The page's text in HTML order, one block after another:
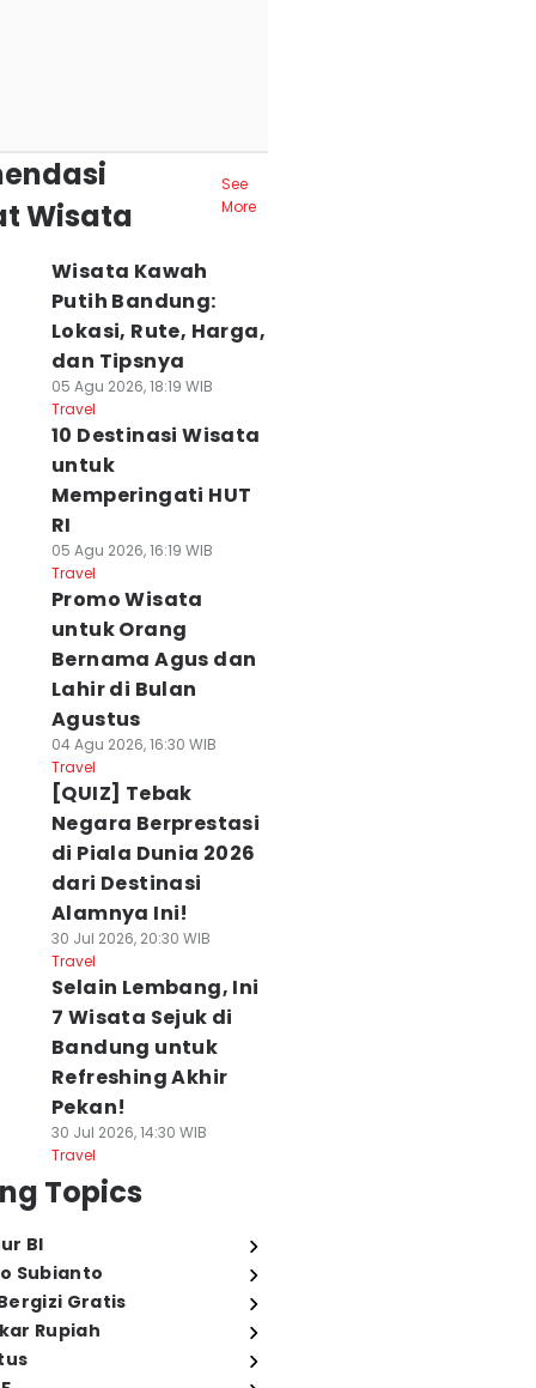
Wisata
See
More
Wisata Kawah
Putih Bandung:
Lokasi, Rute, Harga,
dan Tipsnya
05 Agu 2026, 18:19 WIB
Travel
10 Destinasi Wisata
untuk
Memperingati HUT
RI
05 Agu 2026, 16:19 WIB
Travel
Promo Wisata
untuk Orang
Bernama Agus dan
Lahir di Bulan
Agustus
04 Agu 2026, 16:30 WIB
Travel
[QUIZ] Tebak
Negara Berprestasi
di Piala Dunia 2026
dari Destinasi
Alamnya Ini!
30 Jul 2026, 20:30 WIB
Travel
Selain Lembang, Ini
7 Wisata Sejuk di
Bandung untuk
Refreshing Akhir
Pekan!
30 Jul 2026, 14:30 WIB
Travel
Topics
BI
Subianto
Gratis
Rupiah